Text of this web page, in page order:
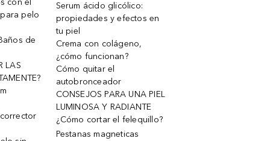
con el
pelo
de
LAS
Serum ácido glicólico:
propiedades y efectos en
tu piel
Crema con colágeno,
¿cómo funcionan?
Cómo quitar el
autobronceador
CONSEJOS PARA UNA PIEL
LUMINOSA Y RADIANTE
¿Cómo cortar el felequillo?
Pestanas magneticas